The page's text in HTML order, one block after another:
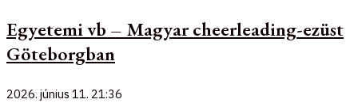
Egyetemi vb – Magyar cheerleading-ezüst
Göteborgban
2026. június 11. 21:36